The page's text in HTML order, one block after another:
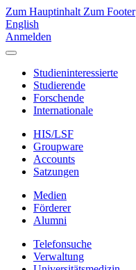
Zum Hauptinhalt Zum Footer
English
Anmelden
Studieninteressierte
Studierende
Forschende
Internationale
HIS/LSF
Groupware
Accounts
Satzungen
Medien
Förderer
Alumni
Telefonsuche
Verwaltung